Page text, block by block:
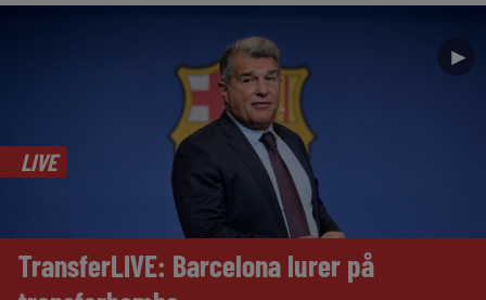
►
LIVE
TransferLIVE: Barcelona lurer på